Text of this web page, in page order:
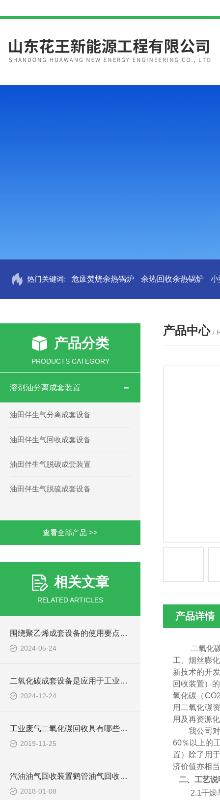
热门关键词: 危废焚烧余热锅炉 余热回收余热锅炉 小
产品分类
PRODUCTS CATEGORY
溶剂油分离成套装置
油田伴生气分离成套设备
油田伴生气回收成套设备
油田伴生气脱碳成套装置
油田伴生气脱硫成套设备
查看全部产品 >>
相关文章
RELATED ARTICLES
围绕聚乙烯成套设备的使用要点进行详细分析
2024-05-24
二氧化碳成套设备是应用于工业与环境领域的关键设备
2024-12-24
工业废气二氧化碳回收具有哪些用途？
2019-11-25
汽油油气回收装置鹤管油气回收设备
2018-01-08
产品中心 /
产品详情
二氧化
工、烟丝膨
新技术的开
回收装置）
氧化碳（
用二氧化碳
用及再资源
我公司
60％以上的
置）除了用
济价值亦相
二、工艺说
2.1干燥